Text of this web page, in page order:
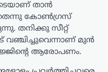
താൻ
കോൺഗ്രസ്
തനിക്കു സീറ്റ്
വഞ്ചിച്ചുവെന്നാണ് മുൻ
ആരോപണം.